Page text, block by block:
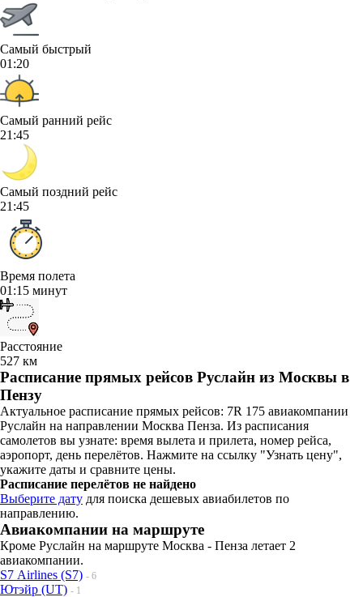
Самый быстрый
01:20
Самый ранний рейс
21:45
Самый поздний рейс
21:45
Время полета
01:15 минут
Расстояние
527 км
Расписание прямых рейсов Руслайн из Москвы в
Пензу
Актуальное расписание прямых рейсов: 7R 175 авиакомпании
Руслайн на направлении Москва Пенза. Из расписания
самолетов вы узнате: время вылета и прилета, номер рейса,
аэропорт, день перелётов. Нажмите на ссылку "Узнать цену",
укажите даты и сравните цены.
Расписание перелётов не найдено
Выберите дату для поиска дешевых авиабилетов по
направлению.
Авиакомпании на маршруте
Кроме Руслайн на маршруте Москва - Пенза летает 2
авиакомпании.
S7 Airlines (S7) - 6
Ютэйр (UT) - 1